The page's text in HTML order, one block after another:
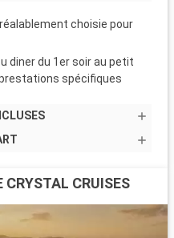
choisie pour
diner du 1er soir au petit
spécifiques
CRYSTAL CRUISES